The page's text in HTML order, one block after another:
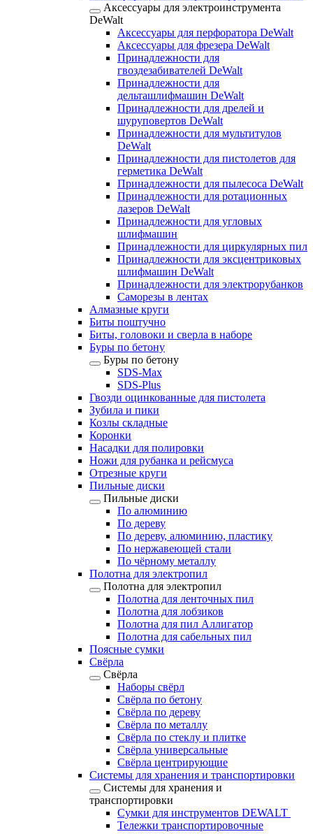
Аксессуары для электроинструмента
DeWalt
Аксессуары для перфоратора DeWalt
Аксессуары для фрезера DeWalt
Принадлежности для
гвоздезабивателей DeWalt
Принадлежности для
дельташлифмашин DeWalt
Принадлежности для дрелей и
шуруповертов DeWalt
Принадлежности для мультитулов
DeWalt
Принадлежности для пистолетов для
герметика DeWalt
Принадлежности для пылесоса DeWalt
Принадлежности для ротационных
лазеров DeWalt
Принадлежности для угловых
шлифмашин
Принадлежности для циркулярных пил
Принадлежности для эксцентриковых
шлифмашин DeWalt
Принадлежности для электрорубанков
Саморезы в лентах
Алмазные круги
Биты поштучно
Биты, головоки и сверла в наборе
Буры по бетону
Буры по бетону
SDS-Max
SDS-Plus
Гвозди оцинкованные для пистолета
Зубила и пики
Козлы складные
Коронки
Насадки для полировки
Ножи для рубанка и рейсмуса
Отрезные круги
Пильные диски
Пильные диски
По алюминию
По дереву
По дереву, алюминию, пластику
По нержавеющей стали
По чёрному металлу
Полотна для электропил
Полотна для электропил
Полотна для ленточных пил
Полотна для лобзиков
Полотна для пил Аллигатор
Полотна для сабельных пил
Поясные сумки
Свёрла
Свёрла
Наборы свёрл
Свёрла по бетону
Свёрла по дереву
Свёрла по металлу
Свёрла по стеклу и плитке
Свёрла универсальные
Свёрла центрирующие
Системы для хранения и транспортировки
Системы для хранения и
транспортировки
Сумки для инструментов DEWALT
Тележки транспортировочные